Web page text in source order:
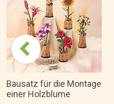
Bausatz für die Montage
einer Holzblume
14,99€